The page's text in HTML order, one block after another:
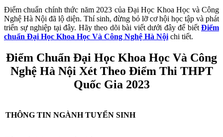
Điểm chuẩn chính thức năm 2023 của Đại Học Khoa Học và Công
Nghệ Hà Nội đã lộ diện. Thí sinh, đừng bỏ lỡ cơ hội học tập và phát
triển sự nghiệp tại đây. Hãy theo dõi bài viết dưới đây để biếtĐiểm
chuẩn Đại Học Khoa Học Và Công Nghệ Hà Nộichi tiết.
Điểm Chuẩn Đại Học Khoa Học Và Công
Nghệ Hà Nội Xét Theo Điểm Thi THPT
Quốc Gia 2023
THÔNG TIN NGÀNH TUYỂN SINH